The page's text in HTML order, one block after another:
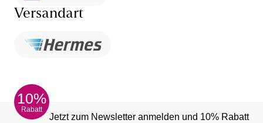
Versandart
10%
Rabatt
Jetzt zum Newsletter anmelden und 10% Rabatt